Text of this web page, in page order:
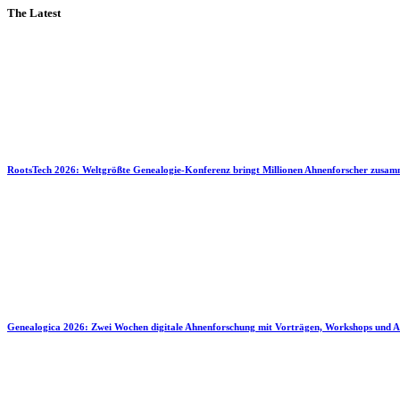
The Latest
RootsTech 2026: Weltgrößte Genealogie-Konferenz bringt Millionen Ahnenforscher
Genealogica 2026: Zwei Wochen digitale Ahnenforschung mit Vorträgen, Workshops und